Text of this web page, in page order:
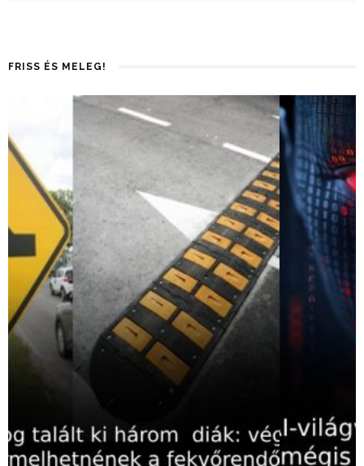
FRISS ÉS MELEG!